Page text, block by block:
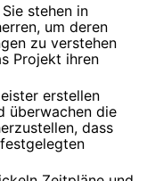
Sie stehen in
um deren
zu verstehen
Projekt ihren
erstellen
überwachen die
dass